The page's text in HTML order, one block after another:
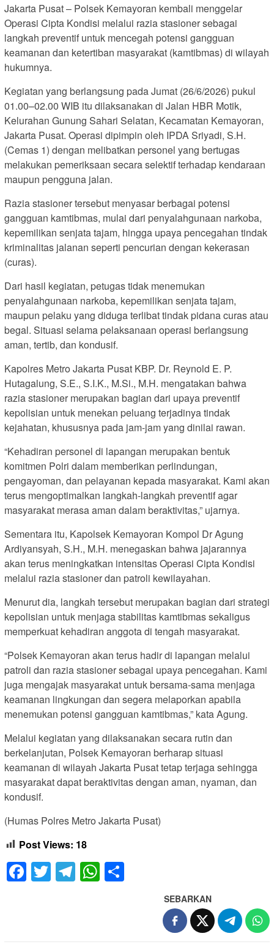
Jakarta Pusat – Polsek Kemayoran kembali menggelar
Operasi Cipta Kondisi melalui razia stasioner sebagai
langkah preventif untuk mencegah potensi gangguan
keamanan dan ketertiban masyarakat (kamtibmas) di wilayah
hukumnya.
Kegiatan yang berlangsung pada Jumat (26/6/2026) pukul
01.00–02.00 WIB itu dilaksanakan di Jalan HBR Motik,
Kelurahan Gunung Sahari Selatan, Kecamatan Kemayoran,
Jakarta Pusat. Operasi dipimpin oleh IPDA Sriyadi, S.H.
(Cemas 1) dengan melibatkan personel yang bertugas
melakukan pemeriksaan secara selektif terhadap kendaraan
maupun pengguna jalan.
Razia stasioner tersebut menyasar berbagai potensi
gangguan kamtibmas, mulai dari penyalahgunaan narkoba,
kepemilikan senjata tajam, hingga upaya pencegahan tindak
kriminalitas jalanan seperti pencurian dengan kekerasan
(curas).
Dari hasil kegiatan, petugas tidak menemukan
penyalahgunaan narkoba, kepemilikan senjata tajam,
maupun pelaku yang diduga terlibat tindak pidana curas atau
begal. Situasi selama pelaksanaan operasi berlangsung
aman, tertib, dan kondusif.
Kapolres Metro Jakarta Pusat KBP. Dr. Reynold E. P.
Hutagalung, S.E., S.I.K., M.Si., M.H. mengatakan bahwa
razia stasioner merupakan bagian dari upaya preventif
kepolisian untuk menekan peluang terjadinya tindak
kejahatan, khususnya pada jam-jam yang dinilai rawan.
“Kehadiran personel di lapangan merupakan bentuk
komitmen Polri dalam memberikan perlindungan,
pengayoman, dan pelayanan kepada masyarakat. Kami akan
terus mengoptimalkan langkah-langkah preventif agar
masyarakat merasa aman dalam beraktivitas,” ujarnya.
Sementara itu, Kapolsek Kemayoran Kompol Dr Agung
Ardiyansyah, S.H., M.H. menegaskan bahwa jajarannya
akan terus meningkatkan intensitas Operasi Cipta Kondisi
melalui razia stasioner dan patroli kewilayahan.
Menurut dia, langkah tersebut merupakan bagian dari strategi
kepolisian untuk menjaga stabilitas kamtibmas sekaligus
memperkuat kehadiran anggota di tengah masyarakat.
“Polsek Kemayoran akan terus hadir di lapangan melalui
patroli dan razia stasioner sebagai upaya pencegahan. Kami
juga mengajak masyarakat untuk bersama-sama menjaga
keamanan lingkungan dan segera melaporkan apabila
menemukan potensi gangguan kamtibmas,” kata Agung.
Melalui kegiatan yang dilaksanakan secara rutin dan
berkelanjutan, Polsek Kemayoran berharap situasi
keamanan di wilayah Jakarta Pusat tetap terjaga sehingga
masyarakat dapat beraktivitas dengan aman, nyaman, dan
kondusif.
(Humas Polres Metro Jakarta Pusat)
Post Views: 18
Facebook
TwitterTelegram
WhatsApp
SEBARKAN